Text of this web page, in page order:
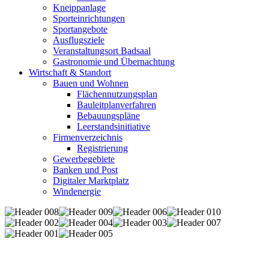
Kneippanlage
Sporteinrichtungen
Sportangebote
Ausflugsziele
Veranstaltungsort Badsaal
Gastronomie und Übernachtung
Wirtschaft & Standort
Bauen und Wohnen
Flächennutzungsplan
Bauleitplanverfahren
Bebauungspläne
Leerstandsinitiative
Firmenverzeichnis
Registrierung
Gewerbegebiete
Banken und Post
Digitaler Marktplatz
Windenergie